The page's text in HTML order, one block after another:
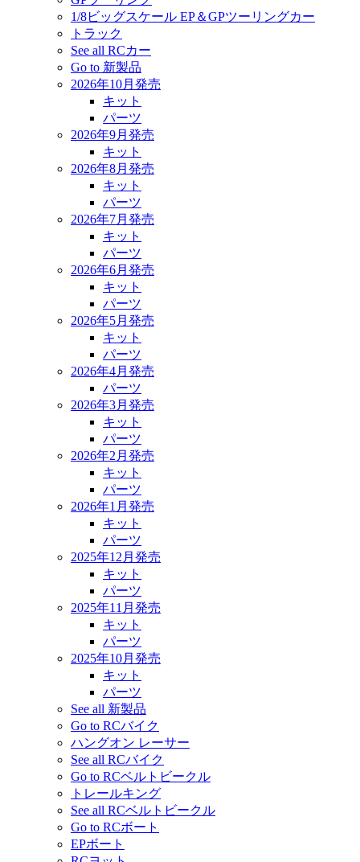
1/8ビッグスケール EP＆GPツーリングカー
トラック
See all RCカー
Go to 新製品
2026年10月発売
キット
パーツ
2026年9月発売
キット
2026年8月発売
キット
パーツ
2026年7月発売
キット
パーツ
2026年6月発売
キット
パーツ
2026年5月発売
キット
パーツ
2026年4月発売
パーツ
2026年3月発売
キット
パーツ
2026年2月発売
キット
パーツ
2026年1月発売
キット
パーツ
2025年12月発売
キット
パーツ
2025年11月発売
キット
パーツ
2025年10月発売
キット
パーツ
See all 新製品
Go to RCバイク
ハングオン レーサー
See all RCバイク
Go to RCベルトビークル
トレールキング
See all RCベルトビークル
Go to RCボート
EPボート